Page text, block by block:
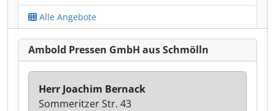
Alle Angebote
Ambold Pressen GmbH aus Schmölln
Herr Joachim Bernack
Sommeritzer Str. 43